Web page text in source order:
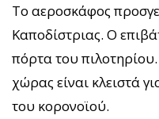
Το αεροσκάφος
Καποδίστριας. Ο
πόρτα του
χώρας είναι κλειστά
του κορονοϊού.